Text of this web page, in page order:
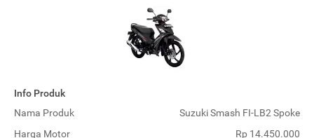
Info Produk
Nama Produk
Suzuki Smash FI-LB2 Spoke
Harga Motor
Rp 14.450.000